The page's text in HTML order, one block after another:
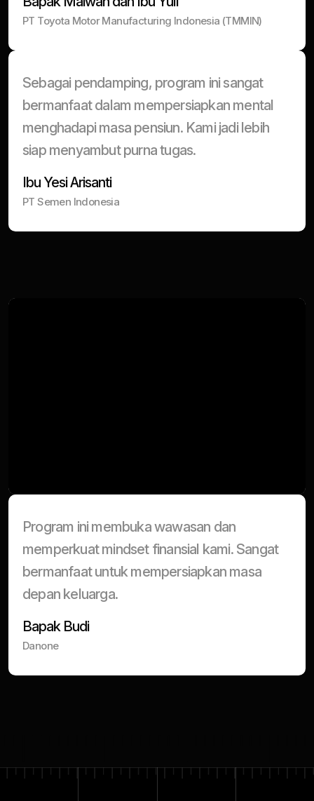
PT Toyota Motor Manufacturing Indonesia (TMMIN)
Sebagai pendamping, program ini sangat
bermanfaat dalam mempersiapkan mental
menghadapi masa pensiun. Kami jadi lebih
siap menyambut purna tugas.
Ibu Yesi Arisanti
PT Semen Indonesia
Program ini membuka wawasan dan
memperkuat mindset finansial kami. Sangat
bermanfaat untuk mempersiapkan masa
depan keluarga.
Bapak Budi
Danone